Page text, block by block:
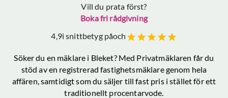
Vill du prata först?
Boka fri rådgivning
4,9i snittbetyg påoch
Söker du en mäklare i Bleket? Med Privatmäklaren får du
stöd av en registrerad fastighetsmäklare genom hela
affären, samtidigt som du säljer till fast pris i stället för ett
traditionellt procentarvode.